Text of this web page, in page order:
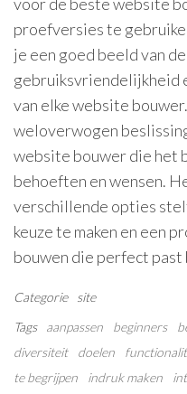
proefversies te
je een goed beeld van
gebruiksvriendelijkheid
van elke website
weloverwogen
website bouwer die het
behoeften en wensen.
verschillende opties
keuze te maken en een
bouwen die perfect
Categorie
site
Tags
aanpassen beginners
diversiteit
doelen
te begrijpen
indruk maken